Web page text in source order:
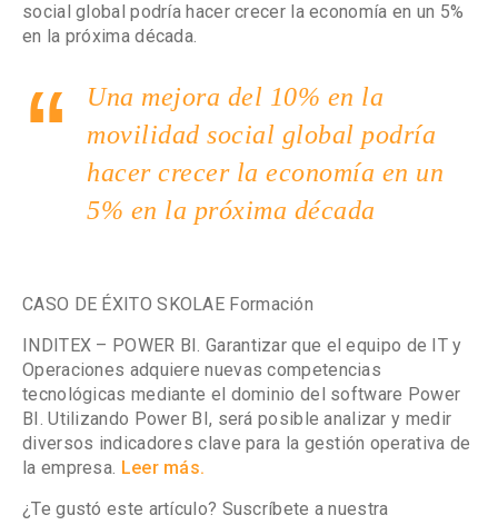
social global podría hacer crecer la economía en un 5%
en la próxima década.
Una mejora del 10% en la
movilidad social global podría
hacer crecer la economía en un
5% en la próxima década
CASO DE ÉXITO SKOLAE Formación
INDITEX – POWER BI.Garantizar que el equipo de IT y
Operaciones adquiere nuevas competencias
tecnológicas mediante el dominio del software Power
BI. Utilizando Power BI, será posible analizar y medir
diversos indicadores clave para la gestión operativa de
la empresa. Leer más.
¿Te gustó este artículo? Suscríbete a nuestra